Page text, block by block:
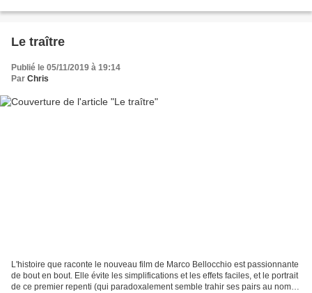
Le traître
Publié le 05/11/2019 à 19:14
Par Chris
L'histoire que raconte le nouveau film de Marco Bellocchio est passionnante
de bout en bout. Elle évite les simplifications et les effets faciles, et le portrait
de ce premier repenti (qui paradoxalement semble trahir ses pairs au nom